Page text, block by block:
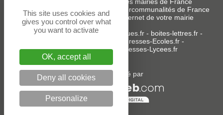
Liste des adresses e-mails des mairies de France
Liste des adresses e-mails des intercommunalités de France
-Création ou refonte du site internet de votre mairie
Sites partenaires:donneespubliques.fr- boites-lettres.fr-
Adresses-Ecoles.fr -
Adresses-Colleges.fr- Adresses-Lycees.fr
Un service édité par
This site uses cookies and
gives you control over what
you want to activate
OK, accept all
Deny all cookies
Personalize